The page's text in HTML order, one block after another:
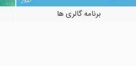
برنامه گالری ها